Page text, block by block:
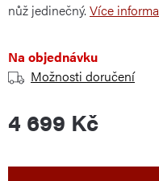
nůž jedinečný. Více
Na objednávku
Možnosti doručení
4 699 Kč